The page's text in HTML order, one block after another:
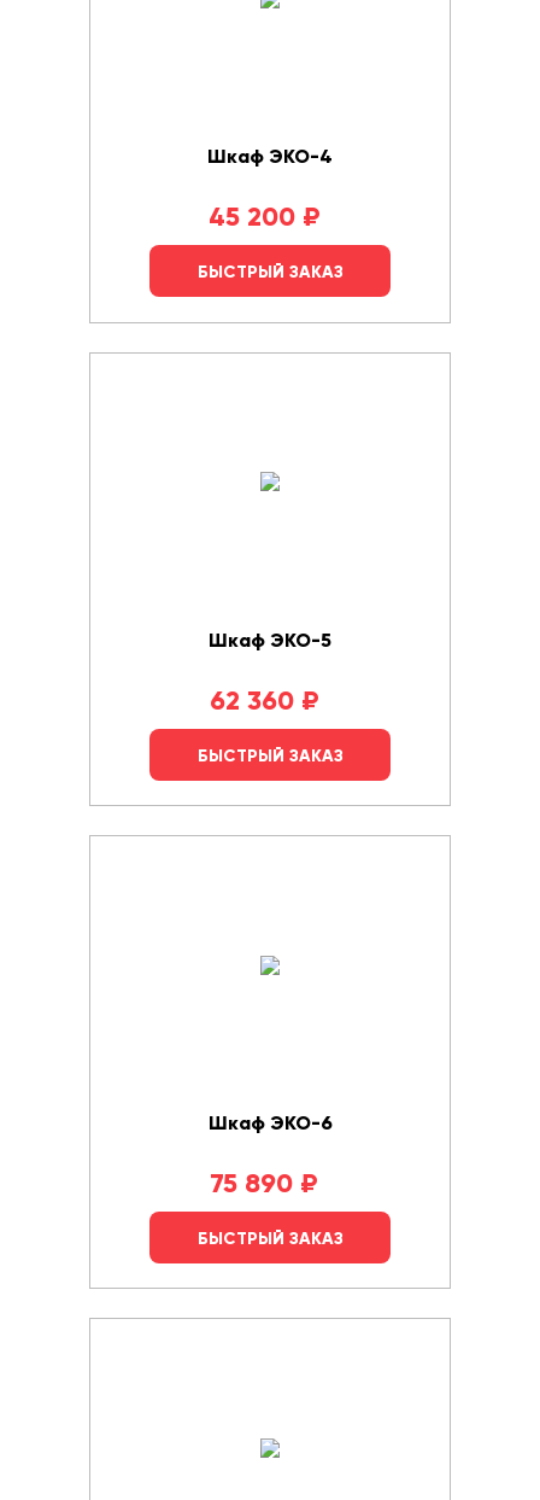
Шкаф ЭКО-4
45 200 ₽
БЫСТРЫЙ ЗАКАЗ
Шкаф ЭКО-5
62 360 ₽
БЫСТРЫЙ ЗАКАЗ
Шкаф ЭКО-6
75 890 ₽
БЫСТРЫЙ ЗАКАЗ